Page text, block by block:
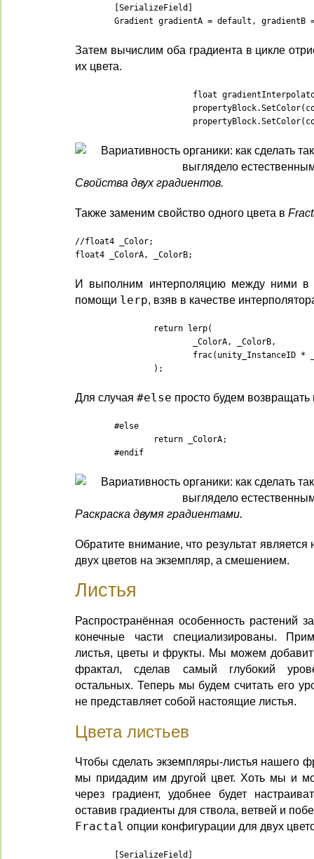
Gradient gradientA = default, gradientB
Затем вычислим оба градиента в цикле
их цвета.
Свойства двух градиентов.
Также заменим свойство одного цвета в
//float4 _Color;
float4 _ColorA, _ColorB;
И выполним интерполяцию между ними
помощи lerp, взяв в качестве
		);
Для случая #else просто будем возвращать
	#endif
Раскраска двумя градиентами.
Обратите внимание, что результат
двух цветов на экземпляр, а смешением.
Листья
Распространённая особенность растений
конечные части специализированы.
листья, цветы и фрукты. Мы можем
фрактал, сделав самый глубокий
остальных. Теперь мы будем считать его
не представляет собой настоящие листья.
Цвета листьев
Чтобы сделать экземпляры-листья нашего
мы придадим им другой цвет. Хоть мы и
через градиент, удобнее будет
оставив градиенты для ствола, ветвей и
Fractal опции конфигурации для двух